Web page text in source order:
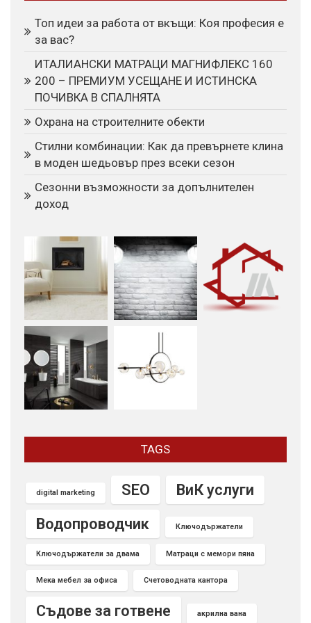
Топ идеи за работа от вкъщи: Коя професия е
за вас?
ИТАЛИАНСКИ МАТРАЦИ МАГНИФЛЕКС 160
200 – ПРЕМИУМ УСЕЩАНЕ И ИСТИНСКА
ПОЧИВКА В СПАЛНЯТА
Охрана на строителните обекти
Стилни комбинации: Как да превърнете клина
в моден шедьовър през всеки сезон
Сезонни възможности за допълнителен
доход
TAGS
digital marketing SEO
ВиК услуги
Водопроводчик
Ключодържатели
Ключодържатели за двама Матраци с мемори пяна
Мека мебел за офиса Счетоводната кантора
Съдове за готвене акрилна вана